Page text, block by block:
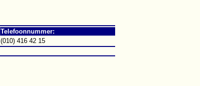
Telefoonnummer:
(010) 416 42 15